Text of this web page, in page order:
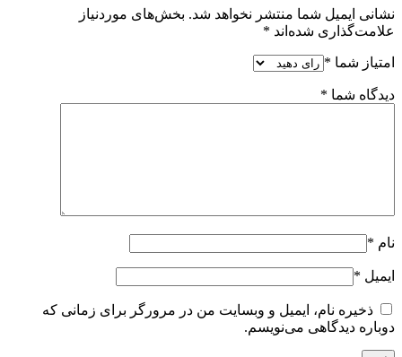
نشانی ایمیل شما منتشر نخواهد شد. بخش‌های موردنیاز
علامت‌گذاری شده‌اند *
امتیاز شما *
دیدگاه شما *
نام *
ایمیل *
ذخیره نام، ایمیل و وبسایت من در مرورگر برای زمانی که
دوباره دیدگاهی می‌نویسم.